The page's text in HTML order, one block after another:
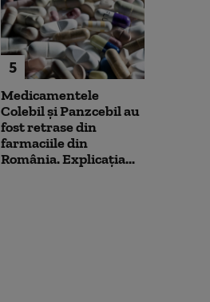
5
Medicamentele
Colebil și Panzcebil au
fost retrase din
farmaciile din
România. Explicația...